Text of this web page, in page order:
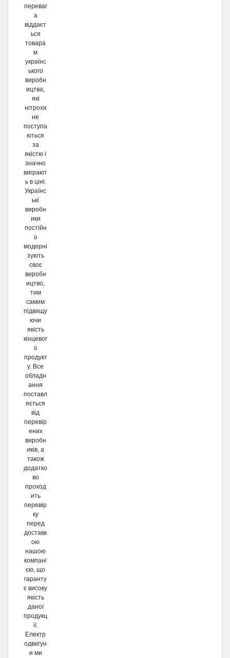
переваг
а
віддаєт
ься
товара
м
українс
ького
виробн
ицтва,
які
нітрохи
не
поступа
ються
за
якістю і
значно
виграют
ь в ціні.
Українс
ькі
виробн
ики
постійн
о
модерні
зують
своє
виробн
ицтво,
тим
самим
підвищу
ючи
якість
кінцевог
о
продукт
у. Все
обладн
ання
поставл
яється
від
перевір
ених
виробн
иків, а
також
додатко
во
проход
ить
перевір
ку
перед
доставк
ою
нашою
компані
єю, що
гаранту
є високу
якість
даної
продукц
ії.
Електр
одвигун
и ми